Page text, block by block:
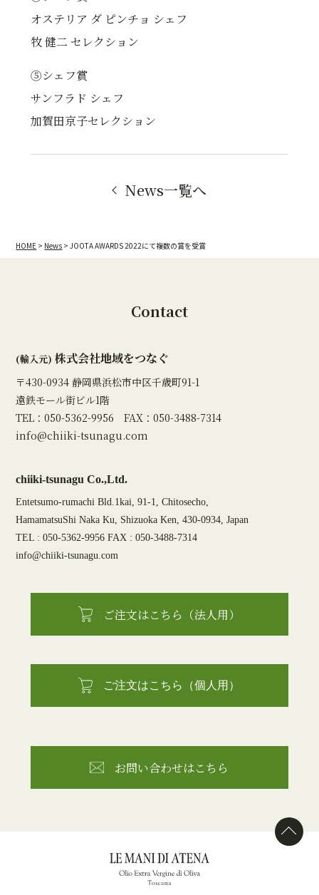
オステリア ダ ピンチョ シェフ
牧 健二 セレクション
⑤シェフ賞
サンフラド シェフ
加賀田京子セレクション
News一覧へ
HOME > News >JOOTA AWARDS 2022にて複数の賞を受賞
Contact
(輸入元) 株式会社地域をつなぐ
〒430-0934 静岡県浜松市中区千歳町91-1
遠鉄モール街ビル1階
TEL：050-5362-9956 FAX：050-3488-7314
info@chiiki-tsunagu.com
chiiki-tsunagu Co.,Ltd.
Entetsumo-rumachi Bld.1kai, 91-1, Chitosecho,
HamamatsuShi Naka Ku, Shizuoka Ken, 430-0934, Japan
TEL : 050-5362-9956 FAX : 050-3488-7314
info@chiiki-tsunagu.com
ご注文はこちら（法人用）
ご注文はこちら（個人用）
お問い合わせはこちら